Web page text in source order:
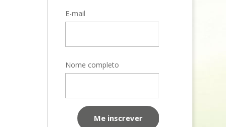
E-mail
Nome completo